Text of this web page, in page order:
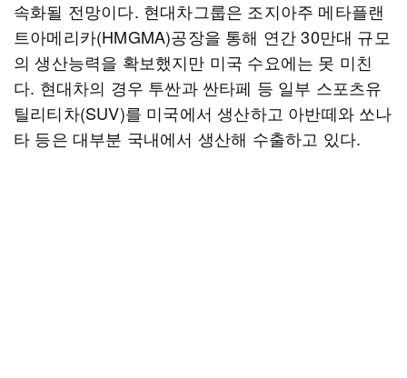
속화될 전망이다. 현대차그룹은 조지아주 메타플랜
트아메리카(HMGMA)공장을 통해 연간 30만대 규모
의 생산능력을 확보했지만 미국 수요에는 못 미친
다. 현대차의 경우 투싼과 싼타페 등 일부 스포츠유
틸리티차(SUV)를 미국에서 생산하고 아반떼와 쏘나
타 등은 대부분 국내에서 생산해 수출하고 있다.